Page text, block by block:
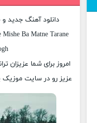
دانلود آهنگ جدید و
Ba Matne Tarane
امروز برای شما عزیزان
عزیز رو در سایت موزیک